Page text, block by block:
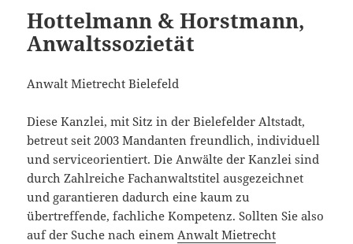
Hottelmann & Horstmann,
Anwaltssozietät
Anwalt Mietrecht Bielefeld
Diese Kanzlei, mit Sitz in der Bielefelder Altstadt,
betreut seit 2003 Mandanten freundlich, individuell
und serviceorientiert. Die Anwälte der Kanzlei sind
durch Zahlreiche Fachanwaltstitel ausgezeichnet
und garantieren dadurch eine kaum zu
übertreffende, fachliche Kompetenz. Sollten Sie also
auf der Suche nach einemAnwalt Mietrecht